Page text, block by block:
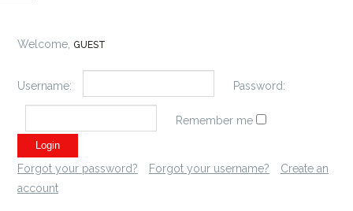
Welcome, GUEST
Username: Password:
Remember me
Forgot your password? Forgot your username?
Create an
account